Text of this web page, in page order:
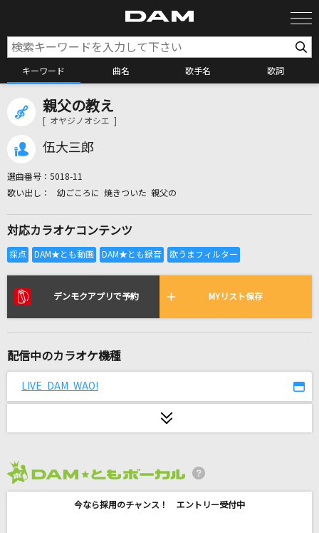
キーワード 曲名 歌手名 歌詞
全国りれき
リアルタイムで歌われている曲の一覧
スタートライン
Beautiful days
親父の教え
[ オヤジノオシエ ]
伍大三郎
選曲番号： 5018-11
幼ごころに 焼きついた 親父の
対応カラオケコンテンツ
デンモクアプリで予約 MYリスト保存
配信中のカラオケ機種
LIVE DAM WAO!
今なら採用のチャンス！ エントリー受付中